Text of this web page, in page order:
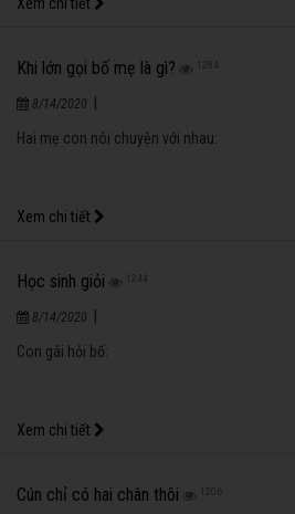
Không thích cô ấy
Ba mẹ mang album ảnh cưới 4 năm trước
xem ba Bo liền hỏi: